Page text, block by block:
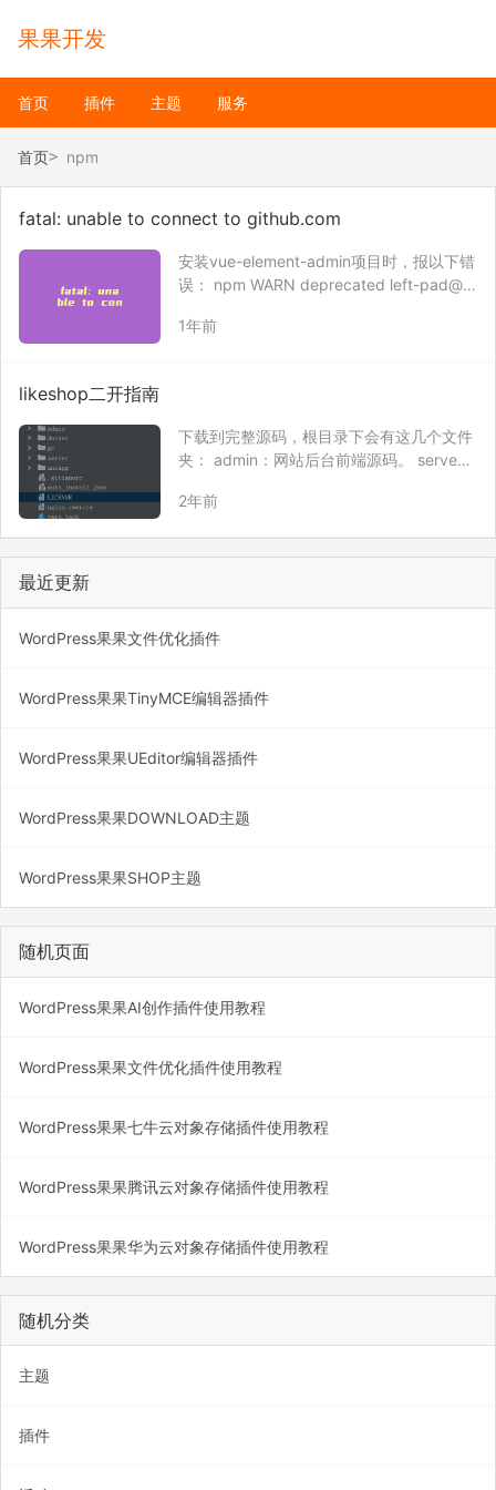
果果开发
首页 插件 主题 服务
首页 npm
fatal: unable to connect to github.com
安装vue-element-admin项目时，报以下错
误： npm WARN deprecated left-pad@1.
ERR! Error while e…
1年前
likeshop二开指南
下载到完整源码，根目录下会有这几个文件
夹： admin：网站后台前端源码。 serve
台、小程序等等接口代码都在这个文件夹
2年前
最近更新
WordPress果果文件优化插件
WordPress果果TinyMCE编辑器插件
WordPress果果UEditor编辑器插件
WordPress果果DOWNLOAD主题
WordPress果果SHOP主题
随机页面
WordPress果果AI创作插件使用教程
WordPress果果文件优化插件使用教程
WordPress果果七牛云对象存储插件使用教程
WordPress果果腾讯云对象存储插件使用教程
WordPress果果华为云对象存储插件使用教程
随机分类
主题
插件